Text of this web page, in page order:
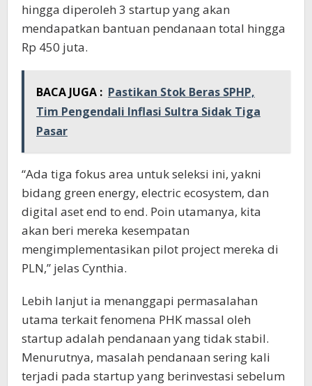
hingga diperoleh 3 startup yang akan
mendapatkan bantuan pendanaan total hingga
Rp 450 juta.
BACA JUGA : Pastikan Stok Beras SPHP,
Tim Pengendali Inflasi Sultra Sidak Tiga
Pasar
“Ada tiga fokus area untuk seleksi ini, yakni
bidang green energy, electric ecosystem, dan
digital aset end to end. Poin utamanya, kita
akan beri mereka kesempatan
mengimplementasikan pilot project mereka di
PLN,” jelas Cynthia.
Lebih lanjut ia menanggapi permasalahan
utama terkait fenomena PHK massal oleh
startup adalah pendanaan yang tidak stabil.
Menurutnya, masalah pendanaan sering kali
terjadi pada startup yang berinvestasi sebelum